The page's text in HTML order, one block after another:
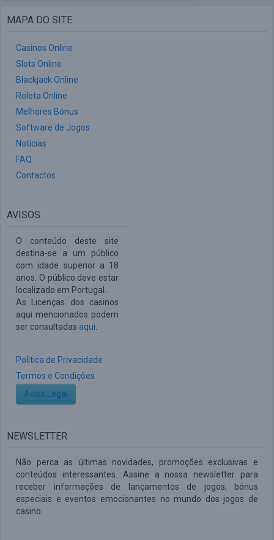
MAPA DO SITE
Casinos Online
Slots Online
Blackjack Online
Roleta Online
Melhores Bónus
Software de Jogos
Notícias
FAQ
Contactos
AVISOS
O conteúdo deste site
destina-se a um público
com idade superior a 18
anos. O público deve estar
localizado em Portugal.
As Licenças dos casinos
aqui mencionados podem
ser consultadas aqui
Política de Privacidade
Termos e Condições
Aviso Legal
NEWSLETTER
Não perca as últimas novidades, promoções exclusivas e
conteúdos interessantes. Assine a nossa newsletter para
receber informações de lançamentos de jogos, bónus
especiais e eventos emocionantes no mundo dos jogos de
casino.